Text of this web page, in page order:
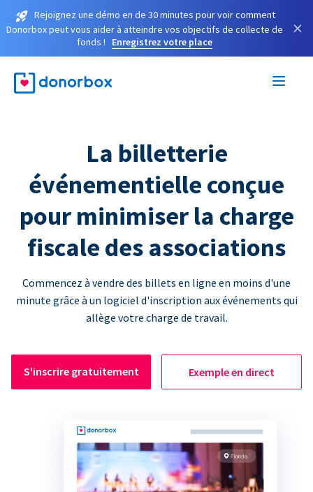
Rejoignez une démo en de 30 minutes pour voir comment
Donorbox peut vous aider à atteindre vos objectifs de collecte de
fonds !
Enregistrez votre place
×
La billetterie
événementielle conçue
pour minimiser la charge
fiscale des associations
Commencez à vendre des billets en ligne en moins d'une
minute grâce à un logiciel d'inscription aux événements qui
allège votre charge de travail.
S'inscrire gratuitement Exemple en direct